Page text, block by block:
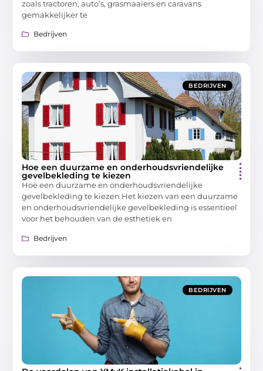
zoals tractoren, auto’s, grasmaaiers en caravans
gemakkelijker te
Bedrijven
BEDRIJVEN
Hoe een duurzame en onderhoudsvriendelijke
gevelbekleding te kiezen
Hoe een duurzame en onderhoudsvriendelijke
gevelbekleding te kiezen Het kiezen van een duurzame
en onderhoudsvriendelijke gevelbekleding is essentieel
voor het behouden van de esthetiek en
Bedrijven
BEDRIJVEN